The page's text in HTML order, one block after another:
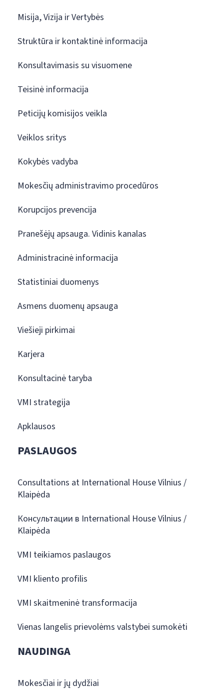
Misija, Vizija ir Vertybės
Struktūra ir kontaktinė informacija
Konsultavimasis su visuomene
Teisinė informacija
Peticijų komisijos veikla
Veiklos sritys
Kokybės vadyba
Mokesčių administravimo procedūros
Korupcijos prevencija
Pranešėjų apsauga. Vidinis kanalas
Administracinė informacija
Statistiniai duomenys
Asmens duomenų apsauga
Viešieji pirkimai
Karjera
Konsultacinė taryba
VMI strategija
Apklausos
PASLAUGOS
Consultations at International House Vilnius /
Klaipėda
Консультации в International House Vilnius /
Klaipėda
VMI teikiamos paslaugos
VMI kliento profilis
VMI skaitmeninė transformacija
Vienas langelis prievolėms valstybei sumokėti
NAUDINGA
Mokesčiai ir jų dydžiai